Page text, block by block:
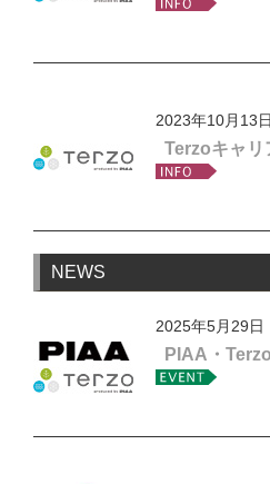
2023年10月13日
Terzoキャリ
NEWS
2025年5月29日
PIAA・